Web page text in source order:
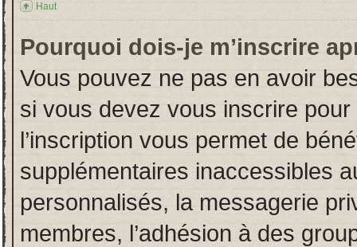
Haut
Pourquoi dois-je m’inscrire
Vous pouvez ne pas en avoir
si vous devez vous inscrire
l’inscription vous permet de
supplémentaires inaccessibles
personnalisés, la messagerie
membres, l’adhésion à des